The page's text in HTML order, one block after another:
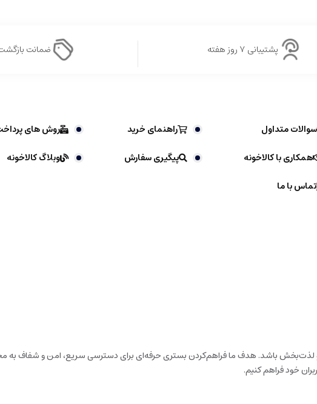
پشتیبانی ۷ روز هفته ضمانت
سوالات متداول راهنمای خرید
روش های
همکاری با کالاخونه
پیگیری سفارش
وبلاگ کالاخونه
تماس با ما
و لذت‌بخش باشد. هدف ما فراهم‌کردن بستری حرفه‌ای برای دسترسی سریع، امن و شفاف به
خود فراهم کنیم.